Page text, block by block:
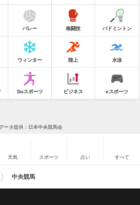
バレー 格闘技 バドミントン
ウィンター 陸上 水泳
Doスポーツ ビジネス eスポーツ
ータ提供：日本中央競馬会
天気 スポーツ 占い すべて
中央競馬